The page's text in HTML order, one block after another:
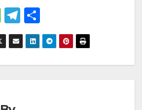
W
h
at
s
T
el
e
gr
h
ar
e